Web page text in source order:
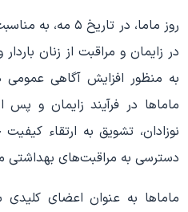
روز ماما، در
در زایمان و مراقبت از زنان
به منظور افزایش آگاهی عمومی
ماماها در فرآیند زایمان و
نوزادان، تشویق به ارتقاء
دسترسی به مراقبت‌های
ماماها به عنوان اعضای